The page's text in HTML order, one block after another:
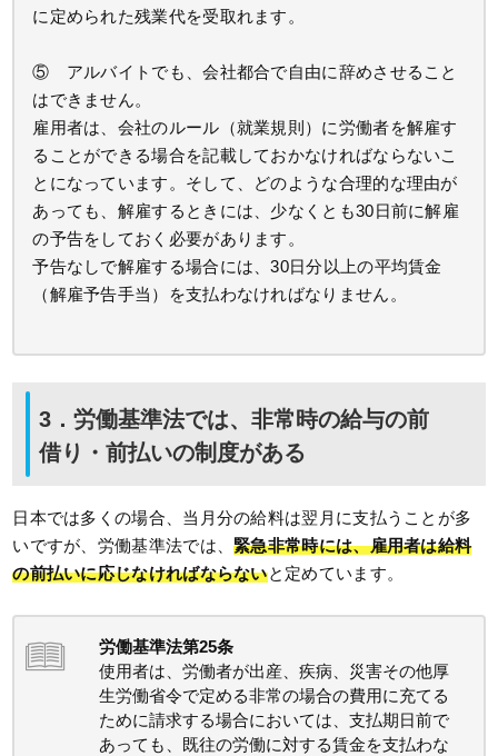
に定められた残業代を受取れます。
⑤ アルバイトでも、会社都合で自由に辞めさせること
はできません。
雇用者は、会社のルール（就業規則）に労働者を解雇す
ることができる場合を記載しておかなければならないこ
とになっています。そして、どのような合理的な理由が
あっても、解雇するときには、少なくとも30日前に解雇
の予告をしておく必要があります。
予告なしで解雇する場合には、30日分以上の平均賃金
（解雇予告手当）を支払わなければなりません。
3．労働基準法では、非常時の給与の前
借り・前払いの制度がある
日本では多くの場合、当月分の給料は翌月に支払うことが多
いですが、労働基準法では、緊急非常時には、雇用者は給料
の前払いに応じなければならないと定めています。
労働基準法第25条
使用者は、労働者が出産、疾病、災害その他厚
生労働省令で定める非常の場合の費用に充てる
ために請求する場合においては、支払期日前で
あっても、既往の労働に対する賃金を支払わな